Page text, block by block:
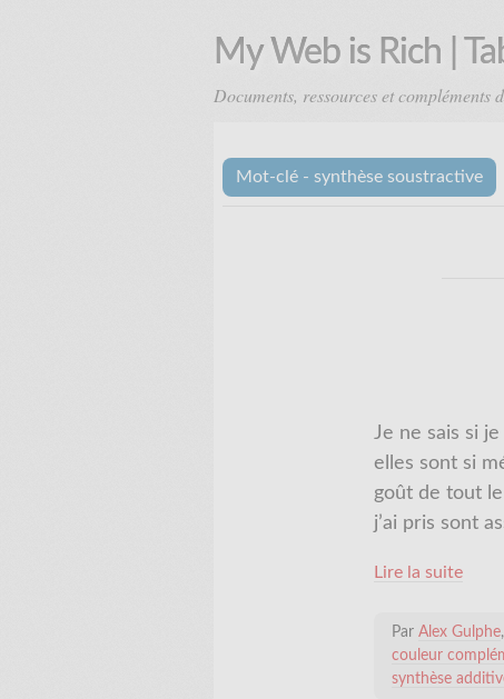
My Web is Rich |
Documents, ressources et compléments
Mot-clé - synthèse soustractive
Je ne sais si
elles sont si
goût de tout
j’ai pris sont
Lire la suite
Par Alex Gulphe,
couleur
synthèse